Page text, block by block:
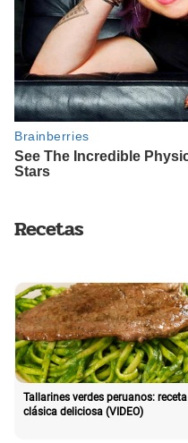
Recetas
Tallarines verdes peruanos: receta
clásica deliciosa (VIDEO)